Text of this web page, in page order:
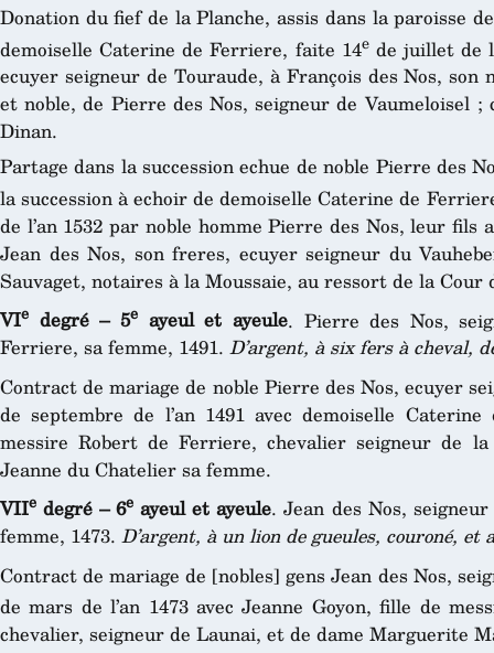
Donation du fief de la Planche, assis dans la paroisse
demoiselle Caterine de Ferriere, faite 14ede juillet de
ecuyer seigneur de Touraude, à François des Nos,
et noble, de Pierre des Nos, seigneur de Vaumeloisel
Dinan.
Partage dans la succession echue de noble Pierre des
la succession à echoir de demoiselle Caterine de
de l’an 1532 par noble homme Pierre des Nos, leur
Jean des Nos, son freres, ecuyer seigneur du
Sauvaget, notaires à la Moussaie, au ressort de la Cour
VIe degré – 5eayeul et ayeule. Pierre des Nos,
Ferriere, sa femme, 1491. D’argent, à six fers à cheval,
Contract de mariage de noble Pierre des Nos, ecuyer
de septembre de l’an 1491 avec demoiselle
messire Robert de Ferriere, chevalier seigneur de
Jeanne du Chatelier sa femme.
VIIe degré – 6e ayeul et ayeule. Jean des Nos,
femme, 1473. D’argent, à un lion de gueules, couroné, et
Contract de mariage de [nobles] gens Jean des Nos,
de mars de l’an 1473 avec Jeanne Goyon, fille de
chevalier, seigneur de Launai, et de dame Marguerite